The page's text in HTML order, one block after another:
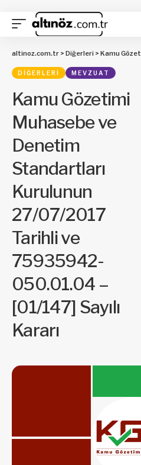
altinoz.com.tr > Diğerleri > Kamu Gözetimi Muhasebe ve Denetim Standartları Kurulunun 27/07/2017 Tarihli ve 75935942-050.01.04 – [01/147] Sayılı Kararı
DIĞERLERI MEVZUAT
Kamu Gözetimi
Muhasebe ve
Denetim
Standartları
Kurulunun
27/07/2017
Tarihli ve
75935942-
050.01.04 –
[01/147] Sayılı
Kararı